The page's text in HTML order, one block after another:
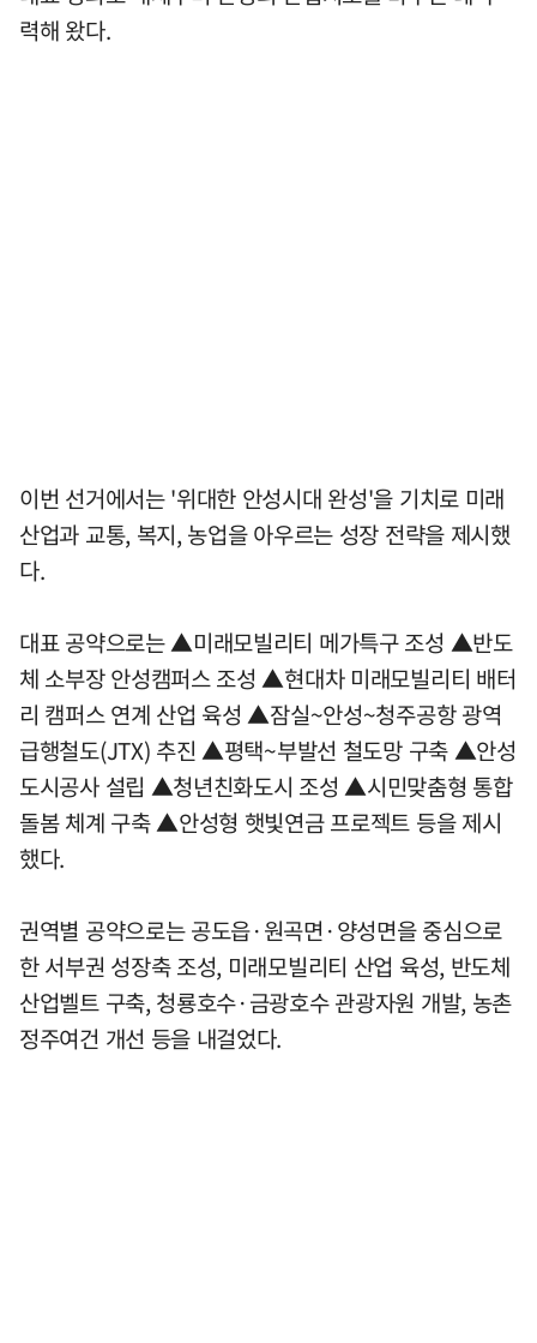
력해 왔다.
이번 선거에서는 '위대한 안성시대 완성'을 기치로 미래
산업과 교통, 복지, 농업을 아우르는 성장 전략을 제시했
다.
대표 공약으로는 ▲미래모빌리티 메가특구 조성 ▲반도
체 소부장 안성캠퍼스 조성 ▲현대차 미래모빌리티 배터
리 캠퍼스 연계 산업 육성 ▲잠실~안성~청주공항 광역
급행철도(JTX) 추진 ▲평택~부발선 철도망 구축 ▲안성
도시공사 설립 ▲청년친화도시 조성 ▲시민맞춤형 통합
돌봄 체계 구축 ▲안성형 햇빛연금 프로젝트 등을 제시
했다.
권역별 공약으로는 공도읍·원곡면·양성면을 중심으로
한 서부권 성장축 조성, 미래모빌리티 산업 육성, 반도체
산업벨트 구축, 청룡호수·금광호수 관광자원 개발, 농촌
정주여건 개선 등을 내걸었다.